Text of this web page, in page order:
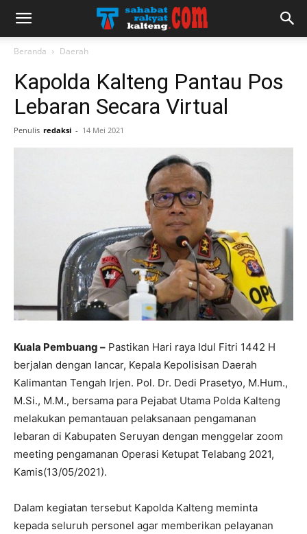
Beranda Daerah
Kapolda Kalteng Pantau Pos
Lebaran Secara Virtual
Penulis redaksi - 14 Mei 2021
Kuala Pembuang – Pastikan Hari raya Idul Fitri 1442 H
berjalan dengan lancar, Kepala Kepolisisan Daerah
Kalimantan Tengah Irjen. Pol. Dr. Dedi Prasetyo, M.Hum.,
M.Si., M.M., bersama para Pejabat Utama Polda Kalteng
melakukan pemantauan pelaksanaan pengamanan
lebaran di Kabupaten Seruyan dengan menggelar zoom
meeting pengamanan Operasi Ketupat Telabang 2021,
Kamis(13/05/2021).
Dalam kegiatan tersebut Kapolda Kalteng meminta
kepada seluruh personel agar memberikan pelayanan